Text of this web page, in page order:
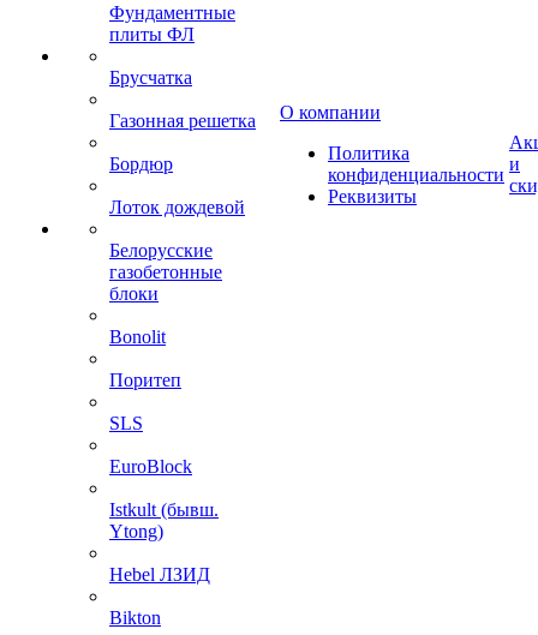
Фундаментные
плиты ФЛ
Брусчатка
Газонная решетка
Бордюр
Лоток дождевой
Белорусские
газобетонные
блоки
Bonolit
Поритеп
SLS
EuroBlock
Istkult (бывш.
Ytong)
Hebel ЛЗИД
Bikton
О компании
Политика
конфиденциальности
Реквизиты
и